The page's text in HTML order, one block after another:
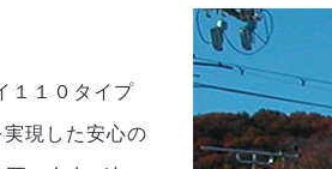
１１０タイプ
現した安心の